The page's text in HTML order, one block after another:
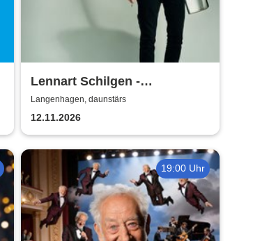
Lennart Schilgen -
Abwesenheitsnotizen
Langenhagen, daunstärs
12.11.2026
19:00 Uhr